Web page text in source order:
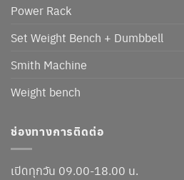
Power Rack
Set Weight Bench + Dumbbell
Smith Machine
Weight bench
ช่องทางการติดต่อ
เปิดทุกวัน 09.00-18.00 น.